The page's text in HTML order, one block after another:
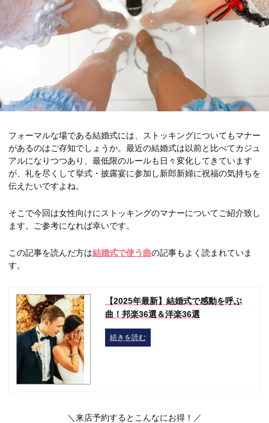
フォーマルな場である結婚式には、ストッキングについてもマナー
があるのはご存知でしょうか。最近の結婚式は以前と比べてカジュ
アルになりつつあり、最低限のルールも日々変化してきています
が、礼を尽くして挙式・披露宴に参加し新郎新婦に祝福の気持ちを
伝えたいですよね。
そこで今回は女性向けにストッキングのマナーについてご紹介致し
ます。ご参考になれば幸いです。
この記事を読んだ方は結婚式で使う曲の記事もよく読まれていま
す。
【2025年最新】結婚式で感動を呼ぶ
曲！邦楽36選＆洋楽36選
続きを読む
＼来店予約するとこんなにお得！／